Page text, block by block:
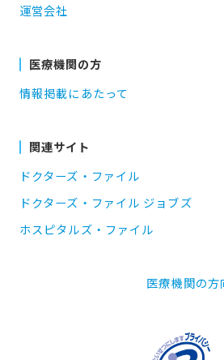
運営会社
医療機関の方
情報掲載にあたって
関連サイト
ドクターズ・ファイル
ドクターズ・ファイル ジョブズ
ホスピタルズ・ファイル
医療機関の